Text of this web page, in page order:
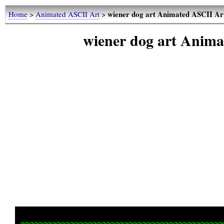
Home>Animated ASCII Art>wiener dog art Animated ASCII
wiener dog art